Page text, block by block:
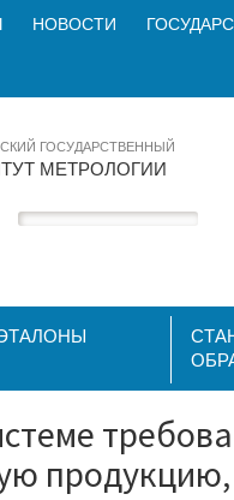
НОВОСТИ
ГОСУДАРСТВЕННЫЙ
МЕТРОЛОГИИ